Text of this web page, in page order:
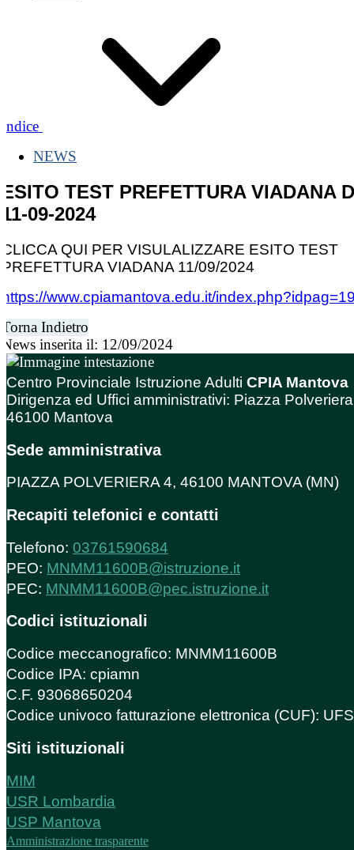
Indice
NEWS
ESITO TEST PREFETTURA VIADANA
11-09-2024
CLICCA QUI PER VISULALIZZARE ESITO TEST
PREFETTURA VIADANA 11/09/2024
https://www.cpiamantova.edu.it/
Torna Indietro
News inserita il: 12/09/2024
Centro Provinciale Istruzione Adulti CPIA Mantova
Dirigenza ed Uffici amministrativi: Piazza
46100 Mantova
Sede amministrativa
PIAZZA POLVERIERA 4, 46100 MANTOVA (MN)
Recapiti telefonici e contatti
Telefono: 03761590684
PEO: MNMM11600B@istruzione.it
PEC: MNMM11600B@pec.istruzione.it
Codici istituzionali
Codice meccanografico: MNMM11600B
Codice IPA: cpiamn
C.F. 93068650204
Codice univoco fatturazione elettronica (CUF):
Siti istituzionali
MIM
USR Lombardia
USP Mantova
Amministrazione trasparente